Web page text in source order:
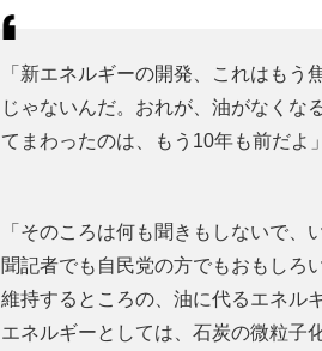
「新エネルギーの開発、これはも
じゃないんだ。おれが、油がなくな
てまわったのは、もう10年も前だよ」
「そのころは何も聞きもしないで
聞記者でも自民党の方でもおもしろ
維持するところの、油に代るエネル
エネルギーとしては、石炭の微粒子